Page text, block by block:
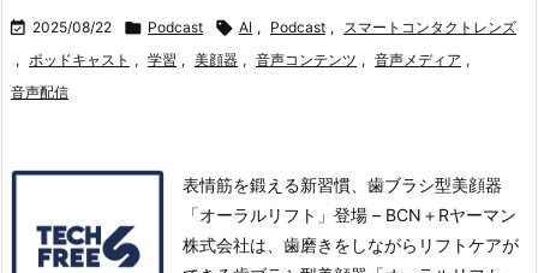
 2025/08/22  Podcast  AI , Podcast , スマートコンタクトレンズ
, ポッドキャスト , 学習 , 美顔器 , 音声コンテンツ , 音声メディア ,
音声配信
表情筋を鍛える新習慣、歯ブラシ型美顔器
「オーラルリフト」登場 – BCN＋Rヤーマン
株式会社は、歯磨きをしながらリフトケアが